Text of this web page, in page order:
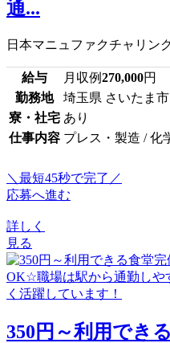
通...
日本マニュファクチャリン
給与 月収例270,000円
勤務地
埼玉県 さいたま市
寮・社宅 あり
仕事内容 プレス・製造 / 化
＼最短45秒で完了／
応募へ進む
詳しく
見る
350円～利用でき